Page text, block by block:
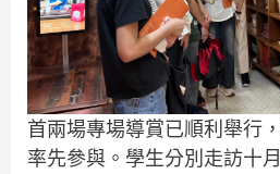
首兩場專場導賞已順利舉行
率先參與。學生分別走訪十